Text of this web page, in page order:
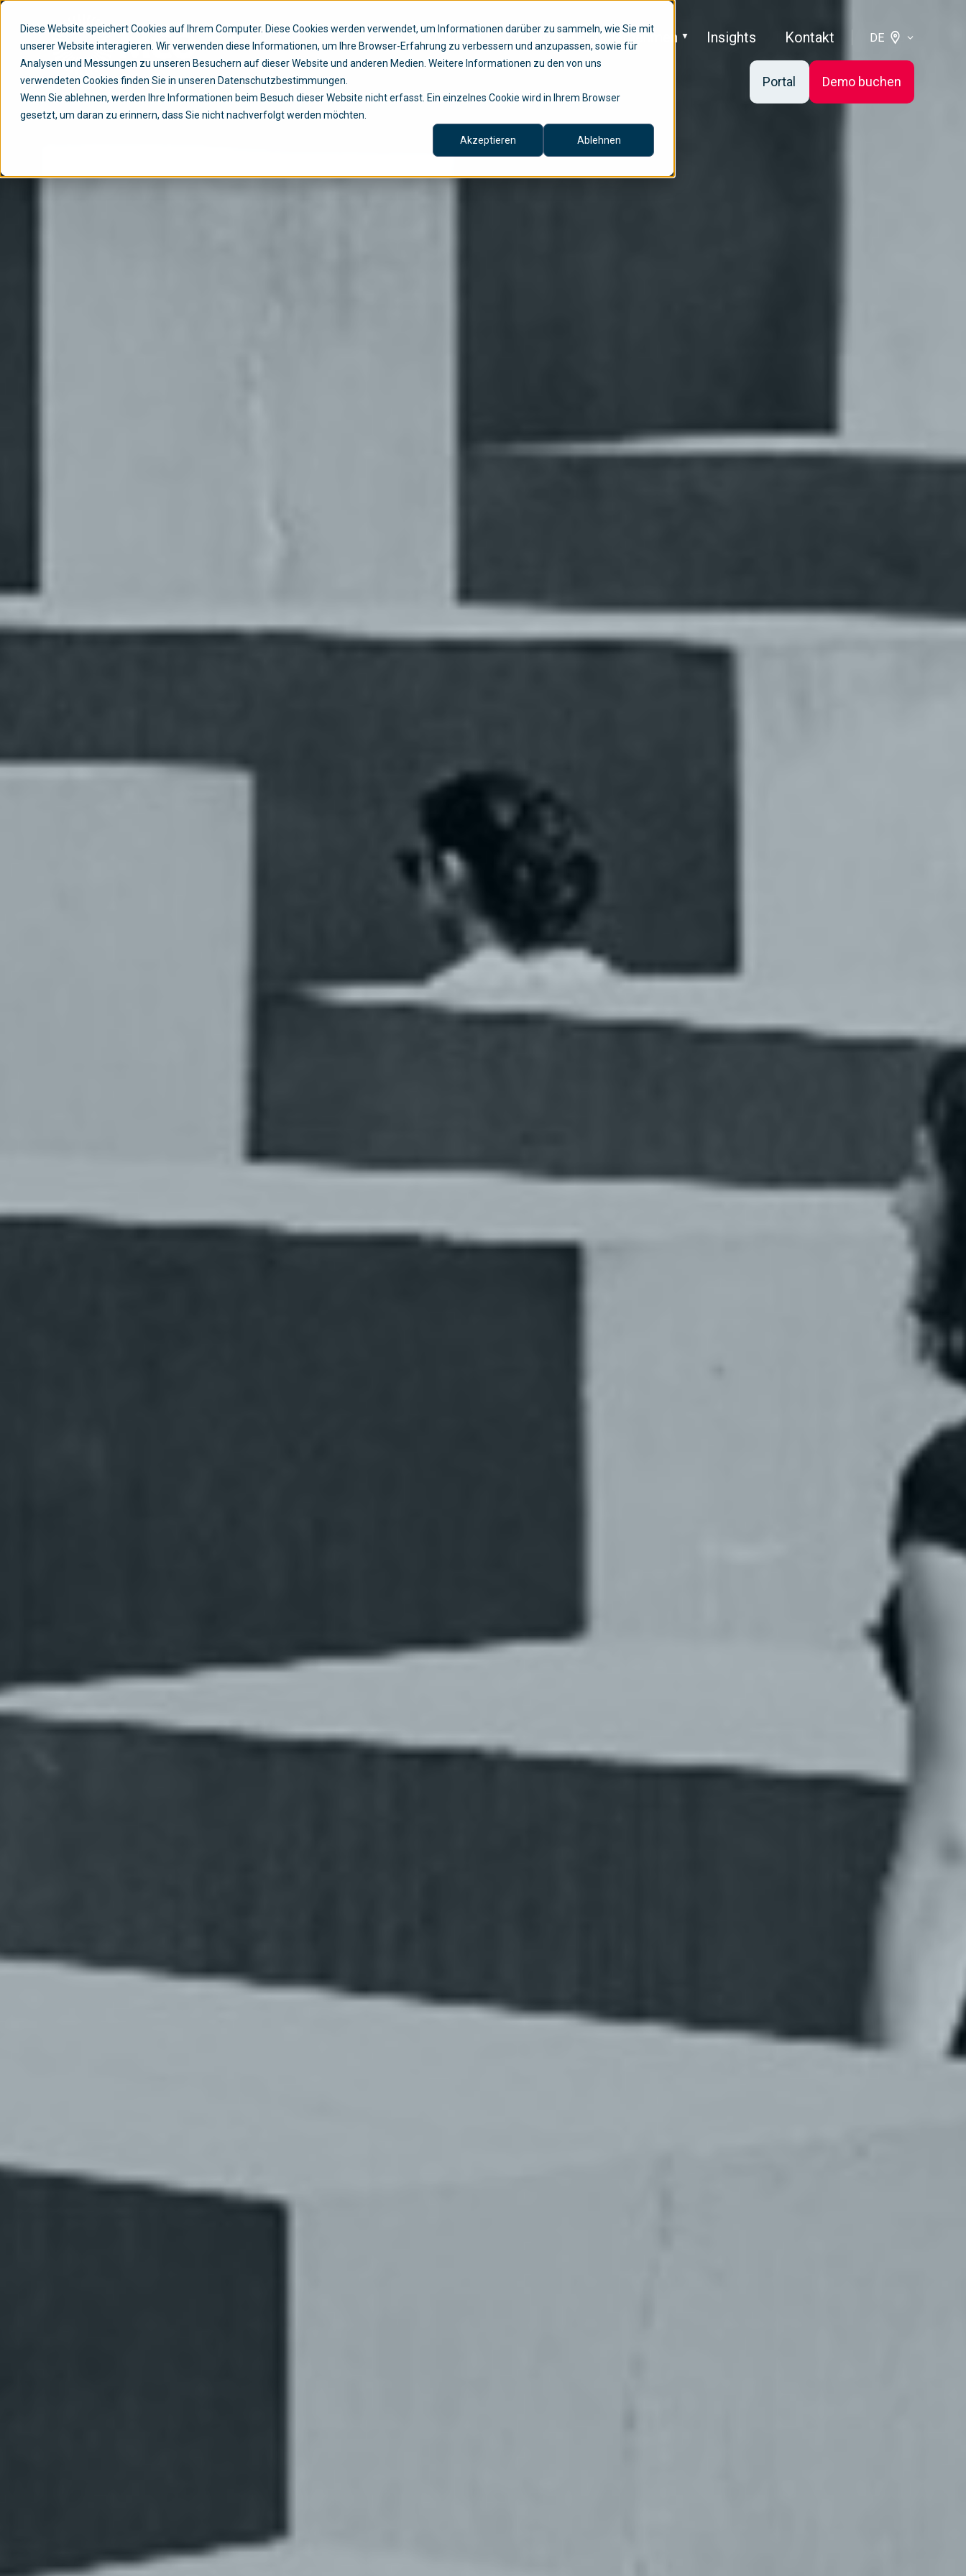
Diese Website speichert Cookies auf Ihrem Computer. Diese Cookies werden verwendet, um Informationen darüber zu sammeln, wie Sie mit
unserer Website interagieren. Wir verwenden diese Informationen, um Ihre Browser-Erfahrung zu verbessern und anzupassen, sowie für
Analysen und Messungen zu unseren Besuchern auf dieser Website und anderen Medien. Weitere Informationen zu den von uns
verwendeten Cookies finden Sie in unseren Datenschutzbestimmungen.
Wenn Sie ablehnen, werden Ihre Informationen beim Besuch dieser Website nicht erfasst. Ein einzelnes Cookie wird in Ihrem Browser
gesetzt, um daran zu erinnern, dass Sie nicht nachverfolgt werden möchten.
Akzeptieren Ablehnen
Lösungen Services Unternehmen Insights Kontakt DE
Portal Demo buchen